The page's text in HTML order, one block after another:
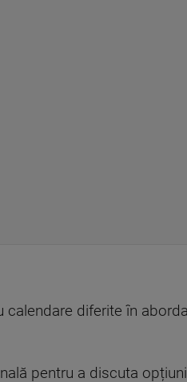
calendare diferite în
pentru a discuta